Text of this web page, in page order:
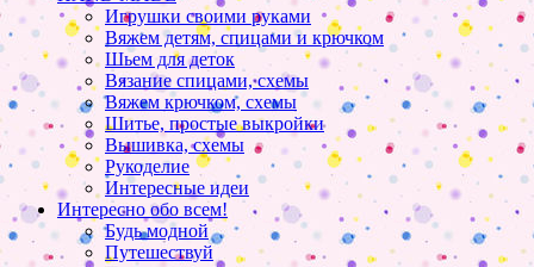
Игрушки своими руками
Вяжем детям, спицами и крючком
Шьем для деток
Вязание спицами, схемы
Вяжем крючком, схемы
Шитье, простые выкройки
Вышивка, схемы
Рукоделие
Интересные идеи
Интересно обо всем!
Будь модной
Путешествуй